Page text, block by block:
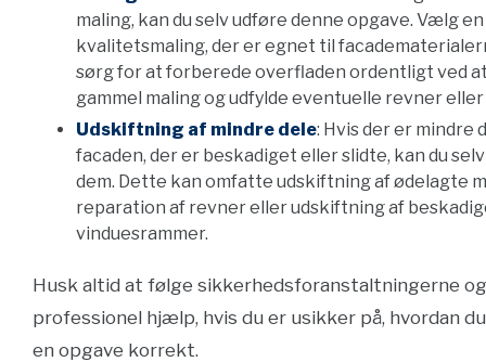
maling, kan du selv udføre denne opgave. Vælg en
kvalitetsmaling, der er egnet til
sørg for at forberede overfladen ordentligt ved
gammel maling og udfylde eventuelle revner eller
Udskiftning af mindre dele: Hvis der er mindre
facaden, der er beskadiget eller slidte, kan du
dem. Dette kan omfatte udskiftning af ødelagte
reparation af revner eller udskiftning af
vinduesrammer.
Husk altid at følge sikkerhedsforanstaltningerne
professionel hjælp, hvis du er usikker på, hvordan
en opgave korrekt.